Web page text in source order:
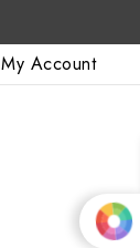
My Account